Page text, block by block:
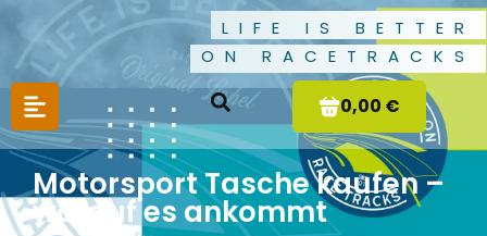
LIFE IS BETTER
ON RACETRACKS
0,00 €
Motorsport Tasche kaufen –
worauf es ankommt